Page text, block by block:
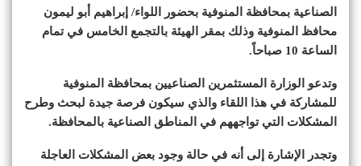
الصناعية بمحافظة المنوفية بحضور اللواء/ إبراهيم أبو ليمون
محافظ المنوفية وذلك بمقر الهيئة بالتجمع الخامس في تمام
الساعة 10 صباحاً.
وتدعو الوزارة المستثمرين الصناعيين بمحافظة المنوفية
للمشاركة في هذا اللقاء والذي سيكون فرصة جيدة لبحث وطرح
المشكلات التي تواجههم في المناطق الصناعية بالمحافظة.
وتجدر الإشارة إلى أنه في حالة وجود بعض المشكلات العاجلة